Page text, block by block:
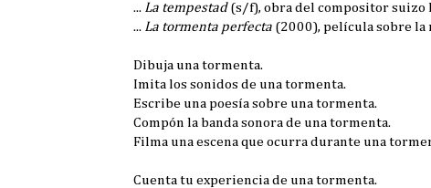
... La tempestad(s/f), obra del compositor suizo
... La tormenta perfecta (2000), película sobre la
Dibuja una tormenta.
Imita los sonidos de una tormenta.
Escribe una poesía sobre una tormenta.
Compón la banda sonora de una tormenta.
Filma una escena que ocurra durante una
Cuenta tu experiencia de una tormenta.